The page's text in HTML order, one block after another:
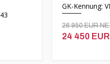
GK-Kennung:
26 950 EUR
24 450